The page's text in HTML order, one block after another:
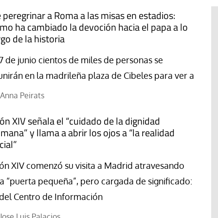
peregrinar a Roma a las misas en estadios:
ha cambiado la devoción hacia el papa a lo
de la historia
de junio cientos de miles de personas se
en la madrileña plaza de Cibeles para ver a
Anna Peirats
XIV señala el “cuidado de la dignidad
y llama a abrir los ojos a “la realidad
XIV comenzó su visita a Madrid atravesando
“puerta pequeña”, pero cargada de significado:
Centro de Información
de
“Aquí se está defendiendo la
democracia” afirma Roberto
Saviano ante la comunidad que